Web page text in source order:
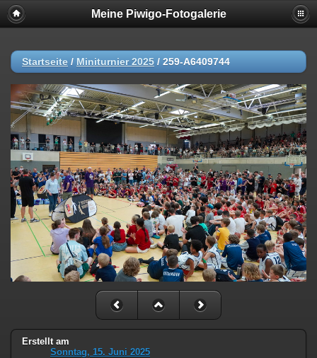
Meine Piwigo-Fotogalerie
Startseite / Miniturnier 2025 / 259-A6409744
Erstellt am
Sonntag, 15. Juni 2025